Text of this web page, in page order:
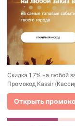
Скидка 1,7% на любой
Промокод Kassir
Открыть